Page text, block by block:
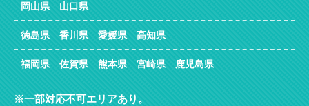
岡山県 山口県
徳島県 香川県 愛媛県 高知県
福岡県 佐賀県 熊本県 宮崎県 鹿児島県
一部対応不可エリアあり。